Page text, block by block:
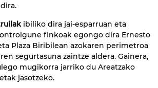
ibiliko dira jai-esparruan eta
finkoak egongo dira Ernesto
Plaza Biribilean azokaren perimetroa
segurtasuna zaintze aldera. Gainera,
mugikorra jarriko du Areatzako
jasotzeko.